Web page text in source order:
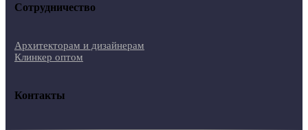
Сотрудничество
Архитекторам и дизайнерам
Клинкер оптом
Контакты